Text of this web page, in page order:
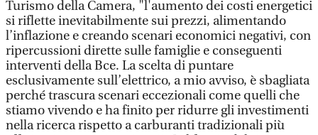
Turismo della Camera, "l'aumento dei costi energetici
si riflette inevitabilmente sui prezzi, alimentando
l’inflazione e creando scenari economici negativi, con
ripercussioni dirette sulle famiglie e conseguenti
interventi della Bce. La scelta di puntare
esclusivamente sull’elettrico, a mio avviso, è sbagliata
perché trascura scenari eccezionali come quelli che
stiamo vivendo e ha finito per ridurre gli investimenti
nella ricerca rispetto a carburanti tradizionali più